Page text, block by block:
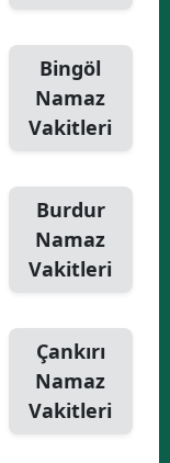
Bingöl
Namaz
Vakitleri
Burdur
Namaz
Vakitleri
Çankırı
Namaz
Vakitleri